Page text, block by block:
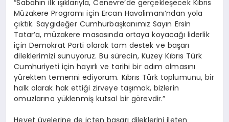
“Sabahın ilk ışıklarıyla, Cenevre’de gerçekleşecek Kıbrıs
Müzakere Programı için Ercan Havalimanı’ndan yola
çıktık. Saygıdeğer Cumhurbaşkanımız Sayın Ersin
Tatar’a, müzakere masasında ortaya koyacağı liderlik
için Demokrat Parti olarak tam destek ve başarı
dileklerimizi sunuyoruz. Bu sürecin, Kuzey Kıbrıs Türk
Cumhuriyeti için hayırlı ve tarihi bir adım olmasını
yürekten temenni ediyorum. Kıbrıs Türk toplumunu, bir
halk olarak hak ettiği zirveye taşımak, bizlerin
omuzlarına yüklenmiş kutsal bir görevdir.”
Heyet üyelerine de içten başarı dileklerini ileten